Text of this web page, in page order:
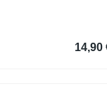
14,90